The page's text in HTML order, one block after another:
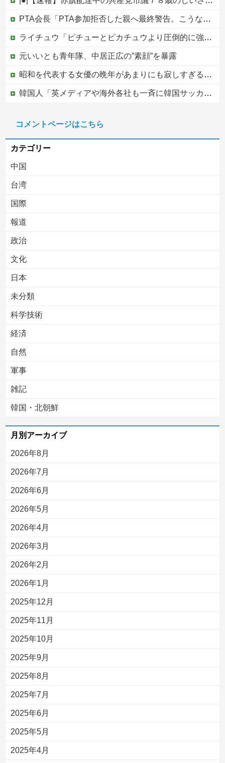
PTA会長「PTA参加拒否した親へ最終警告。こうなってもいい？」
ライチュウ「ピチューとピカチュウより圧倒的に強いですｗｗｗｗ」←こいつが不人気な理由
元いいとも青年隊、中居正広の”素顔”を暴露
昭和を代表する女優の晩年があまりにも寂しすぎる！と話題に、自身の子供を餓死する寸前までネグレクトした挙句……
韓国人「英メディアや海外各社も一斉に韓国サッカー協会を巡る過去の不祥事を報道！」→「国際的な信用失墜の危機‥」
この中国人親子やばすぎる。日本で窃盗
コメントページはこちら
カテゴリー
中国
台湾
国際
報道
政治
文化
日本
未分類
科学技術
経済
自然
軍事
雑記
韓国・北朝鮮
月別アーカイブ
2026年8月
2026年7月
2026年6月
2026年5月
2026年4月
2026年3月
2026年2月
2026年1月
2025年12月
2025年11月
2025年10月
2025年9月
2025年8月
2025年7月
2025年6月
2025年5月
2025年4月